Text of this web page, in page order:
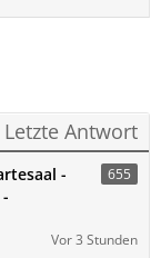
Letzte Antwort
-
655
Vor 3 Stunden